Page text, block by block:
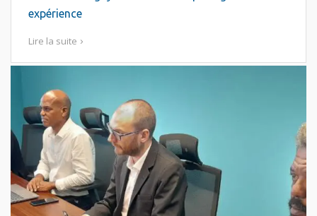
expérience
Lire la suite